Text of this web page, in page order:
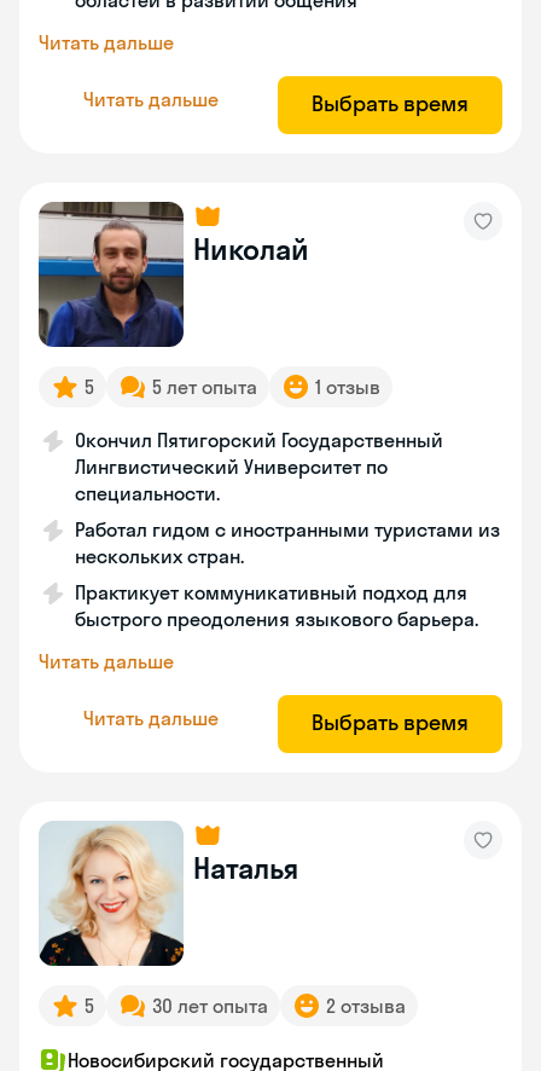
Читать дальше
Читать дальше Выбрать время
Николай
5 5 лет опыта 1 отзыв
Окончил Пятигорский Государственный
Лингвистический Университет по
специальности.
Работал гидом с иностранными туристами из
нескольких стран.
Практикует коммуникативный подход для
быстрого преодоления языкового барьера.
Читать дальше
Читать дальше Выбрать время
Наталья
5 30 лет опыта 2 отзыва
Новосибирский государственный